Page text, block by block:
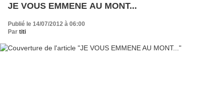
JE VOUS EMMENE AU MONT...
Publié le 14/07/2012 à 06:00
Par titi